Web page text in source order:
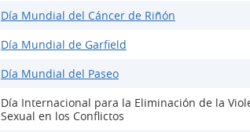
Día Mundial del Cáncer de Riñón
Día Mundial de Garfield
Día Mundial del Paseo
Día Internacional para la Eliminación de la
Sexual en los Conflictos